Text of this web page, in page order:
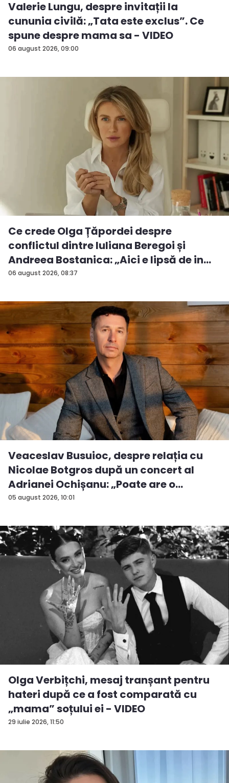
06 august 2026, 09:00
Valerie Lungu, despre invitații la
cununia civilă: „Tata este exclus”. Ce
spune despre mama sa - VIDEO
06 august 2026, 08:37
Ce crede Olga Țăpordei despre
conflictul dintre Iuliana Beregoi și
Andreea Bostanica: „Aici e lipsă de in...
05 august 2026, 10:01
Veaceslav Busuioc, despre relația cu
Nicolae Botgros după un concert al
Adrianei Ochișanu: „Poate are o
supăra...
29 iulie 2026, 11:50
Olga Verbițchi, mesaj tranșant pentru
hateri după ce a fost comparată cu
„mama” soțului ei - VIDEO